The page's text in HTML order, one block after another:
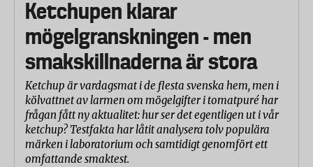
Ketchupen klarar
mögelgranskningen - men
smakskillnaderna är stora
Ketchup är vardagsmat i de flesta svenska hem, men i
kölvattnet av larmen om mögelgifter i tomatpuré har
frågan fått ny aktualitet: hur ser det egentligen ut i vår
ketchup? Testfakta har låtit analysera tolv populära
märken i laboratorium och samtidigt genomfört ett
omfattande smaktest.